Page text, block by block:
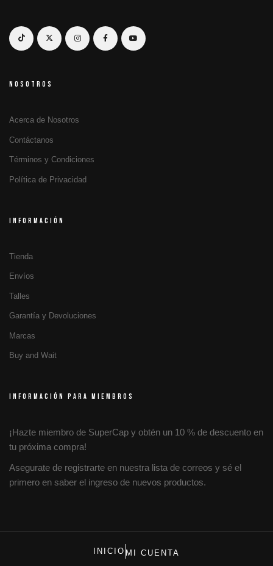
NOSOTROS
Acerca de Nosotros
Contáctanos
Términos y Condiciones
Política de Privacidad
INFORMACIÓN
Tienda
Envíos
Talles
Garantía y Devoluciones
Marcas
Buy and Wait
INFORMACIÓN PARA MIEMBROS
¡Hazte miembro de SuperCap y obtén un 10 % de descuento en
tu próxima compra!
Asegurate de registrarte en nuestra lista de correos y sé el
primero en saber el ingreso de nuevos productos.
INICIO MI CUENTA